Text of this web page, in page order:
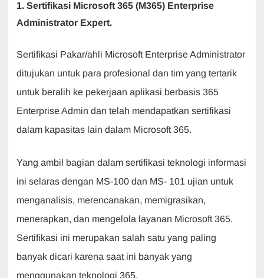
1. Sertifikasi Microsoft 365 (M365) Enterprise
Administrator Expert.
Sertifikasi Pakar/ahli Microsoft Enterprise Administrator
ditujukan untuk para profesional dan tim yang tertarik
untuk beralih ke pekerjaan aplikasi berbasis 365
Enterprise Admin dan telah mendapatkan sertifikasi
dalam kapasitas lain dalam Microsoft 365.
Yang ambil bagian dalam sertifikasi teknologi informasi
ini selaras dengan MS-100 dan MS- 101 ujian untuk
menganalisis, merencanakan, memigrasikan,
menerapkan, dan mengelola layanan Microsoft 365.
Sertifikasi ini merupakan salah satu yang paling
banyak dicari karena saat ini banyak yang
menggunakan teknologi 365.